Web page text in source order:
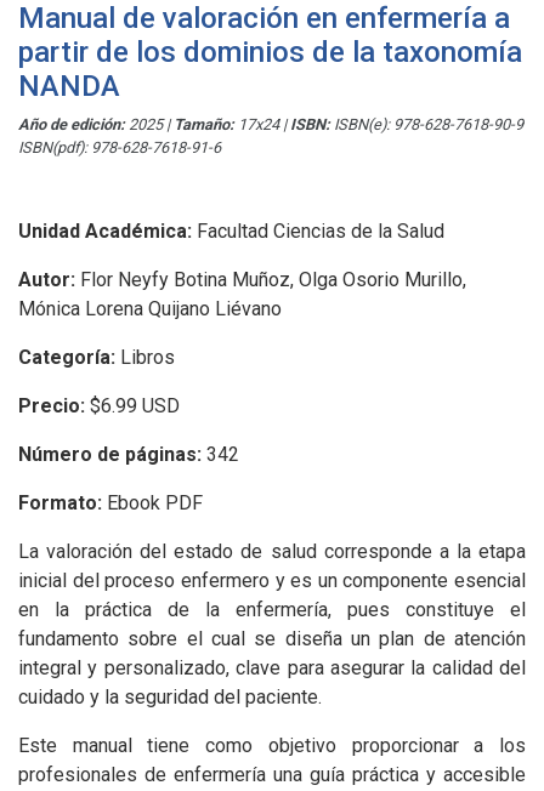
Manual de valoración en enfermería a
partir de los dominios de la taxonomía
NANDA
Año de edición: 2025| Tamaño: 17x24 |ISBN: ISBN(e): 978-628-7618-90-9
ISBN(pdf): 978-628-7618-91-6
Unidad Académica: Facultad Ciencias de la Salud
Autor: Flor Neyfy Botina Muñoz, Olga Osorio Murillo,
Mónica Lorena Quijano Liévano
Categoría: Libros
Precio: $6.99 USD
Número de páginas: 342
Formato: Ebook PDF
La valoración del estado de salud corresponde a la etapa
inicial del proceso enfermero y es un componente esencial
en la práctica de la enfermería, pues constituye el
fundamento sobre el cual se diseña un plan de atención
integral y personalizado, clave para asegurar la calidad del
cuidado y la seguridad del paciente.
Este manual tiene como objetivo proporcionar a los
profesionales de enfermería una guía práctica y accesible